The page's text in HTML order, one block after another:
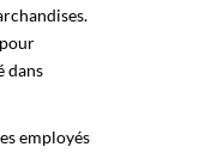
dans
employés